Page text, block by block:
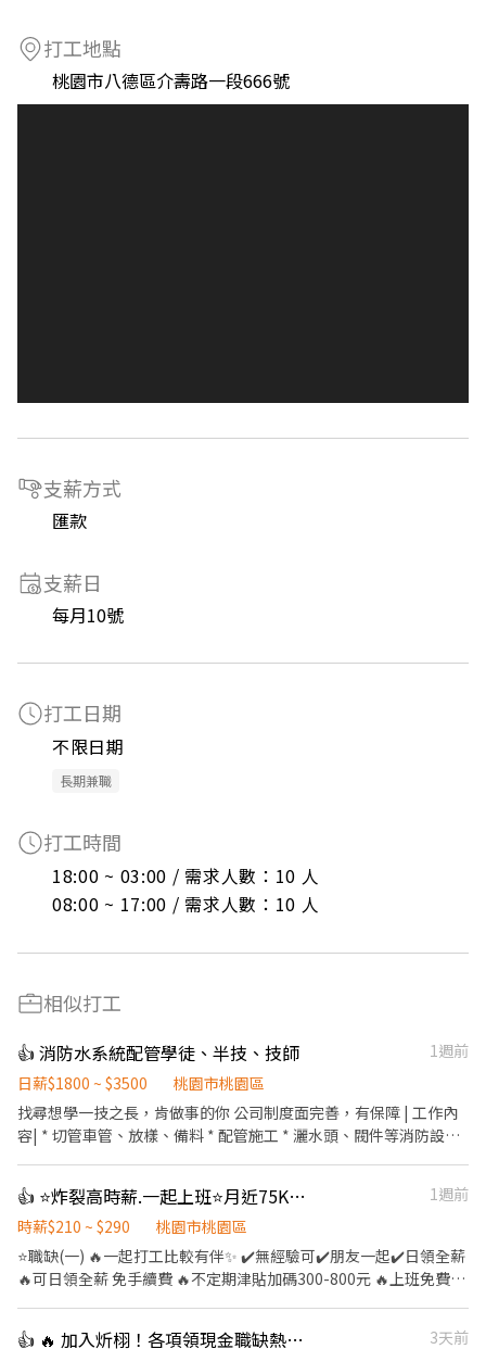
打工地點
桃園市八德區介壽路一段666號
支薪方式
匯款
支薪日
每月10號
打工日期
不限日期
長期兼職
打工時間
18:00 ~ 03:00 / 需求人數：10 人
08:00 ~ 17:00 / 需求人數：10 人
相似打工
👍 消防水系統配管學徒、半技、技師
1週前
日薪$1800 ~ $3500
桃園市桃園區
找尋想學一技之長，肯做事的你 公司制度面完善，有保障 | 工作內
容| * 切管車管、放樣、備料 * 配管施工 * 灑水頭、閥件等消防設備
經驗可 有經驗者優先、能獨立作業者加分 * 配合工地作業與安全規
範 |福利| * 勞健保、三節禮金、團保、年終獎金、生日禮金、工作
獎金、涼水 * 團隊氣氛好 |工作地點| 桃園地區為主，公司有公務車
有興趣請私訊或電話詳談 聯絡人：趙先生 0987-421-130
👍 ⭐️炸裂高時薪.一起上班⭐️月近75K🔥長.短期皆可🔥
1週前
時薪$210 ~ $290
桃園市桃園區
⭐️職缺(一) 🔥一起打工比較有伴✨ ✔️無經驗可✔️朋友一起✔️日領全薪
🔥可日領全薪 免手續費 🔥不定期津貼加碼300-800元 🔥上班免費供
👍 🔥 加入炘栩！各項領現金職缺熱烈招募中！🔥 3天前